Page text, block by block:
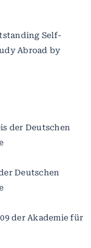
Self-
Abroad by
der Deutschen
Deutschen
der Akademie für